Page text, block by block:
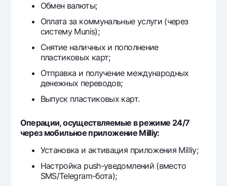
Обмен валюты;
Оплата за коммунальные услуги (через
систему Munis);
Снятие наличных и пополнение
пластиковых карт;
Отправка и получение международных
денежных переводов;
Выпуск пластиковых карт.
Операции, осуществляемые в режиме 24/7
через мобильное приложение Milliy:
Установка и активация приложения Milliy;
Настройка push-уведомлений (вместо
SMS/Telegram-бота);